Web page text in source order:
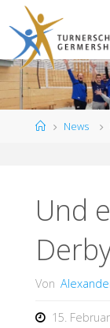
Inhalt
springen
StartNews
Und
Von
15.